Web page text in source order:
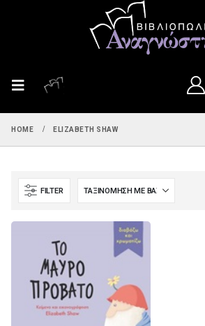
HOME ELIZABETH SHAW
FILTER